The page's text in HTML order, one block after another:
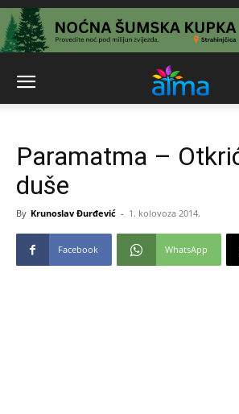
Paramatma –
duše
By Krunoslav Đurđević - 1. kolovoza 2014.
Facebook WhatsApp